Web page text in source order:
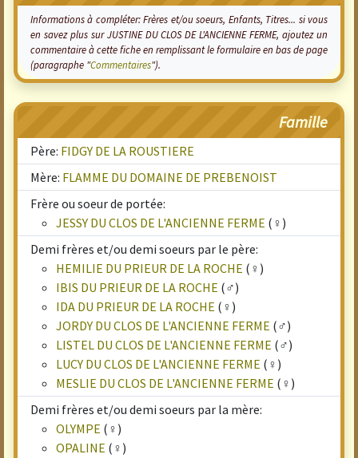
Informations à compléter: Frères et/ou soeurs, Enfants, Titres... si vous
en savez plus sur JUSTINE DU CLOS DE L'ANCIENNE FERME, ajoutez un
commentaire à cette fiche en remplissant le formulaire en bas de page
(paragraphe "Commentaires").
Famille
Père: FIDGY DE LA ROUSTIERE
Mère: FLAMME DU DOMAINE DE PREBENOIST
Frère ou soeur de portée:
JESSY DU CLOS DE L'ANCIENNE FERME (♀)
Demi frères et/ou demi soeurs par le père:
HEMILIE DU PRIEUR DE LA ROCHE (♀)
IBIS DU PRIEUR DE LA ROCHE (♂)
IDA DU PRIEUR DE LA ROCHE (♀)
JORDY DU CLOS DE L'ANCIENNE FERME (♂)
LISTEL DU CLOS DE L'ANCIENNE FERME (♂)
LUCY DU CLOS DE L'ANCIENNE FERME (♀)
MESLIE DU CLOS DE L'ANCIENNE FERME (♀)
Demi frères et/ou demi soeurs par la mère:
OLYMPE (♀)
OPALINE (♀)